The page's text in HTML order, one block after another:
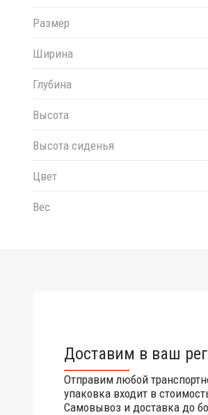
Размер
Ширина
Глубина
Высота
Высота сиденья
Цвет
Вес
Доставим в ваш
Отправим любой
упаковка входит в
Самовывоз и доставка до